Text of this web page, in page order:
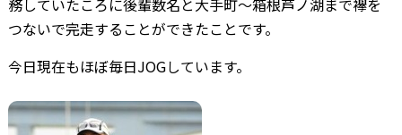
つないで完走することができたことです。
今日現在もほぼ毎日JOGしています。